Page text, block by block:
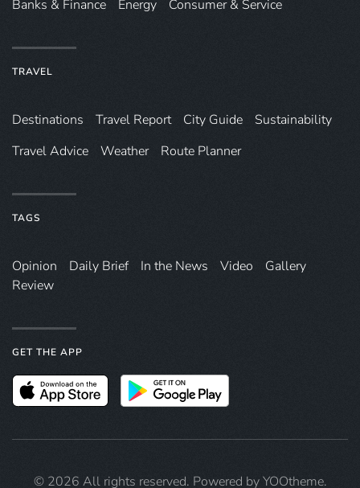
Banks & Finance
Energy Consumer & Service
TRAVEL
Destinations Travel Report City Guide
Sustainability
Travel Advice
Weather Route Planner
TAGS
Opinion Daily Brief In the News Video
Gallery
Review
GET THE APP
© 2026 All rights reserved. Powered byYOOtheme.